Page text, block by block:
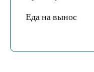
Еда на вынос